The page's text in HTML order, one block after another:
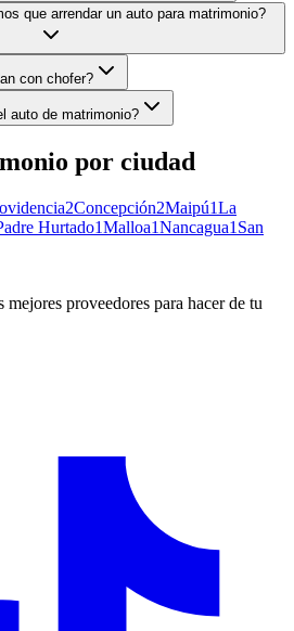
que arrendar un auto para matrimonio?
con chofer?
auto de matrimonio?
por ciudad
2Concepción2Maipú1La
Hurtado1Malloa1Nancagua1 San
proveedores para hacer de tu